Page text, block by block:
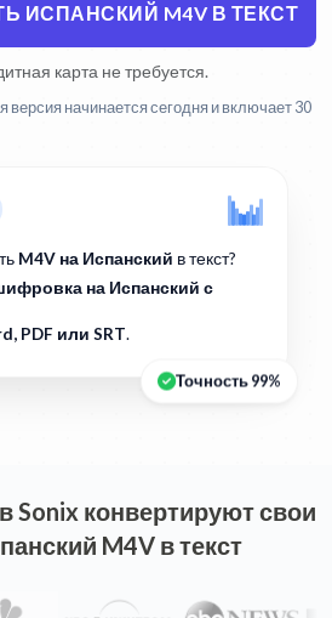
ИСПАНСКИЙ M4V В ТЕКСТ
карта не требуется.
версия начинается сегодня и включает 30
M4V на Испанский в текст?
на Испанский с
PDF или SRT.
Точность 99%
Sonix конвертируют свои
M4V в текст